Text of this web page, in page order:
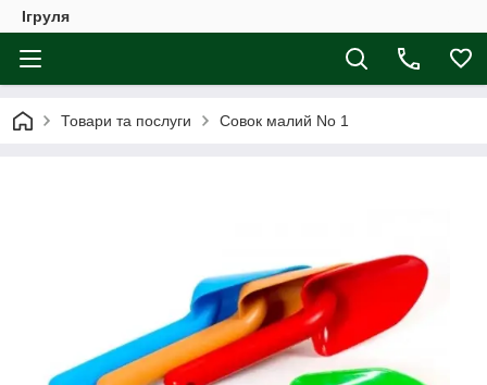
Ігруля
Товари та послуги Совок малий No 1